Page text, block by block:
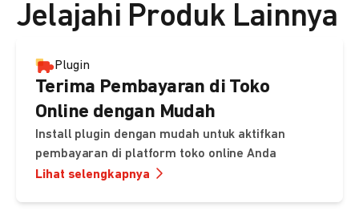
Jelajahi Produk Lainnya
Plugin
Terima Pembayaran di Toko
Online dengan Mudah
Install plugin dengan mudah untuk aktifkan
pembayaran di platform toko online Anda
Lihat selengkapnya